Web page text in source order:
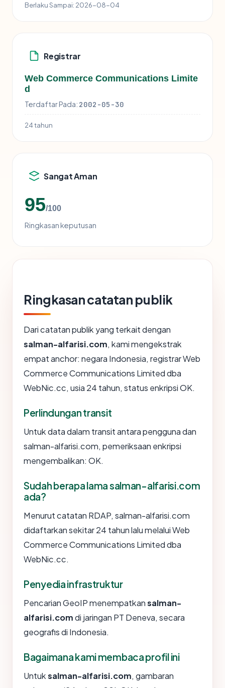
Berlaku Sampai: 2026-08-04
Registrar
Web Commerce Communications Limite
d
Terdaftar Pada: 2002-05-30
24 tahun
Sangat Aman
95/100
Ringkasan keputusan
Ringkasan catatan publik
Dari catatan publik yang terkait dengan
salman-alfarisi.com, kami mengekstrak
empat anchor: negara Indonesia, registrar Web
Commerce Communications Limited dba
WebNic.cc, usia 24 tahun, status enkripsi OK.
Perlindungan transit
Untuk data dalam transit antara pengguna dan
salman-alfarisi.com, pemeriksaan enkripsi
mengembalikan: OK.
Sudah berapa lama salman-alfarisi.com
ada?
Menurut catatan RDAP, salman-alfarisi.com
didaftarkan sekitar 24 tahun lalu melalui Web
Commerce Communications Limited dba
WebNic.cc.
Penyedia infrastruktur
Pencarian GeoIP menempatkansalman-
alfarisi.comdi jaringan PT Deneva, secara
geografis di Indonesia.
Bagaimana kami membaca profil ini
Untuksalman-alfarisi.com, gambaran